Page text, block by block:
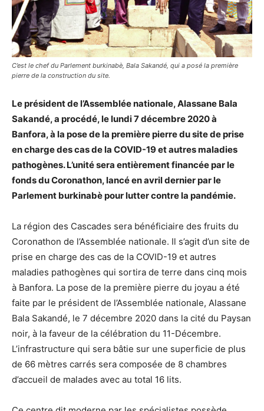
C’est le chef du Parlement burkinabè, Bala Sakandé, qui a posé la première
pierre de la construction du site.
Le président de l’Assemblée nationale, Alassane Bala
Sakandé, a procédé, le lundi 7 décembre 2020 à
Banfora, à la pose de la première pierre du site de prise
en charge des cas de la COVID-19 et autres maladies
pathogènes. L’unité sera entièrement financée par le
fonds du Coronathon, lancé en avril dernier par le
Parlement burkinabè pour lutter contre la pandémie.
La région des Cascades sera bénéficiaire des fruits du
Coronathon de l’Assemblée nationale. Il s’agit d’un site de
prise en charge des cas de la COVID-19 et autres
maladies pathogènes qui sortira de terre dans cinq mois
à Banfora. La pose de la première pierre du joyau a été
faite par le président de l’Assemblée nationale, Alassane
Bala Sakandé, le 7 décembre 2020 dans la cité du Paysan
noir, à la faveur de la célébration du 11-Décembre.
L’infrastructure qui sera bâtie sur une superficie de plus
de 66 mètres carrés sera composée de 8 chambres
d’accueil de malades avec au total 16 lits.